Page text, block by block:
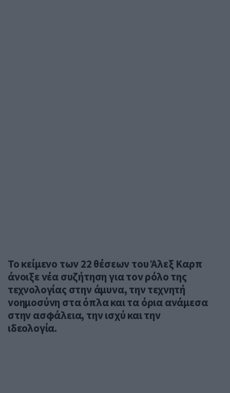
Το κείμενο των 22 θέσεων του Άλεξ Καρπ
άνοιξε νέα συζήτηση για τον ρόλο της
τεχνολογίας στην άμυνα, την τεχνητή
νοημοσύνη στα όπλα και τα όρια ανάμεσα
στην ασφάλεια, την ισχύ και την
ιδεολογία.